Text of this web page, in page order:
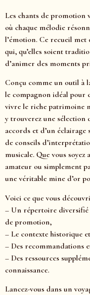
Les chants de promotion
où chaque mélodie
l’émotion. Ce recueil
qui, qu’elles soient
d’animer des moments
Conçu comme un outil à
le compagnon idéal pour
vivre le riche patrimoine
y trouverez une sélection
accords et d’un
de conseils
musicale. Que vous
amateur ou simplement
une véritable mine d’or
Voici ce que vous
– Un répertoire diversifié
de promotion,
– Le contexte historique
– Des recommandations
– Des ressources
connaissance.
Lancez-vous dans un